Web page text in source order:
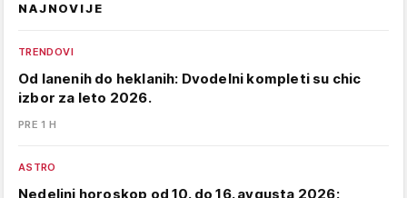
NAJNOVIJE
TRENDOVI
Od lanenih do heklanih: Dvodelni kompleti su chic
izbor za leto 2026.
PRE 1 H
ASTRO
Nedeljni horoskop od 10. do 16. avgusta 2026: